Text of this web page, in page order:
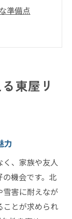
準備点
と特徴
知識
基礎知識
ポイント集
イデア紹介
なプラン例
理由
東屋リ
力
、家族や友人
機会です。北
害に耐えなが
ことが求められ